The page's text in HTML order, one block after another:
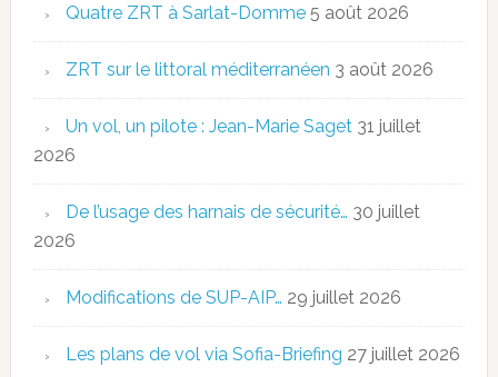
Quatre ZRT à Sarlat-Domme 5 août 2026
ZRT sur le littoral méditerranéen 3 août 2026
Un vol, un pilote : Jean-Marie Saget 31 juillet
2026
De l’usage des harnais de sécurité… 30 juillet
2026
Modifications de SUP-AIP… 29 juillet 2026
Les plans de vol via Sofia-Briefing 27 juillet 2026